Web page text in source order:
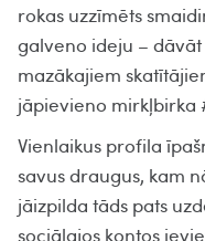
rokas uzzīmēts
galveno ideju –
mazākajiem
jāpievieno mirkļbirka
Vienlaikus profila
savus draugus, kam
jāizpilda tāds pats
sociālajos kontos